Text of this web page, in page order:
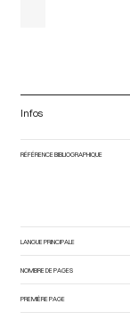
Infos
RÉFÉRENCE BIBLIOGRAPHIQUE
LANGUE PRINCIPALE
NOMBRE DE PAGES
PREMIÈRE PAGE